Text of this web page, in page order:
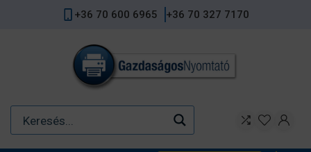
+36 70 600 6965 +36 70 327 7170